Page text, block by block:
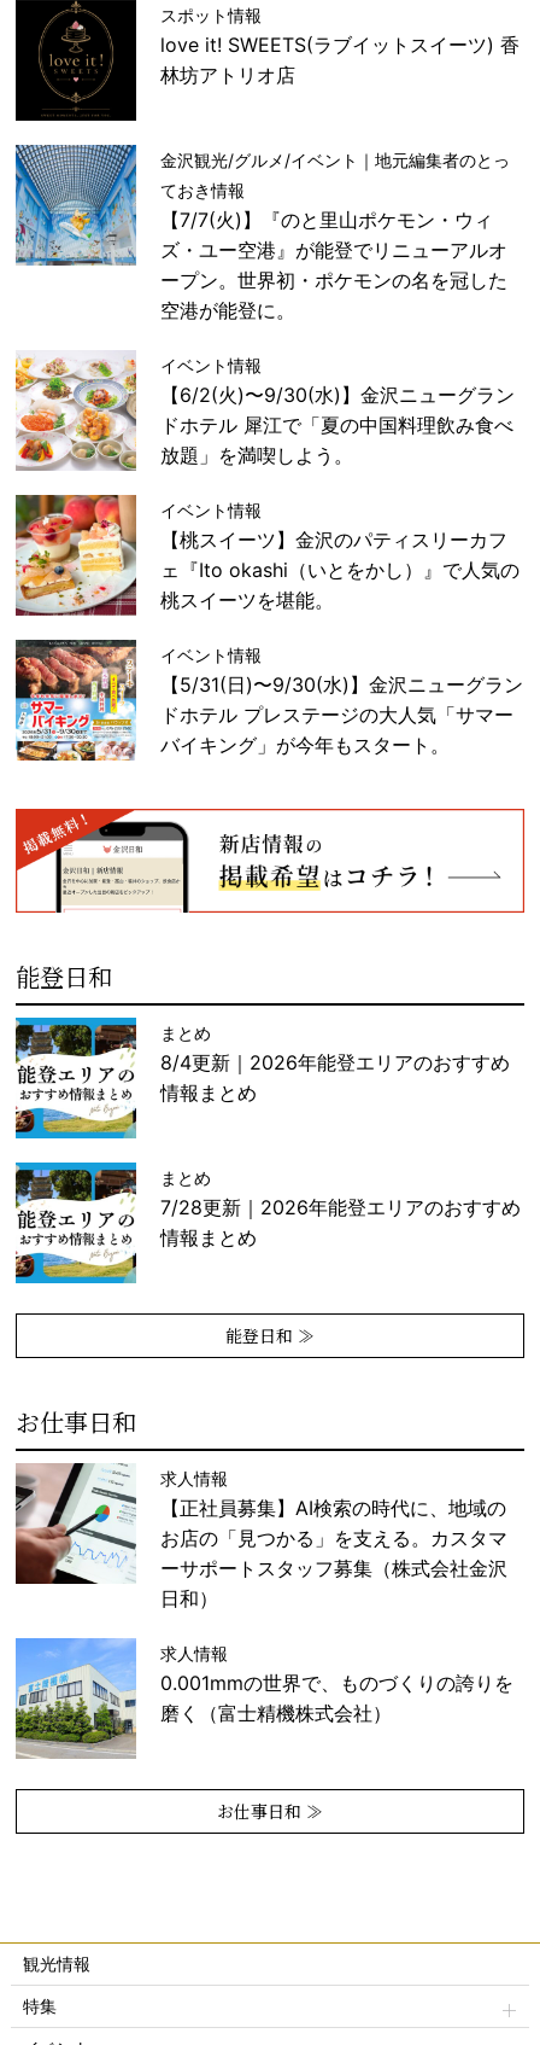
スポット情報
love it! SWEETS(ラブイットスイーツ) 香
林坊アトリオ店
金沢観光/グルメ/イベント｜地元編集者のとっ
ておき情報
【7/7(火)】『のと里山ポケモン・ウィ
ズ・ユー空港』が能登でリニューアルオ
ープン。世界初・ポケモンの名を冠した
空港が能登に。
イベント情報
【6/2(火)〜9/30(水)】金沢ニューグラン
ドホテル 犀江で「夏の中国料理飲み食べ
放題」を満喫しよう。
イベント情報
【桃スイーツ】金沢のパティスリーカフ
ェ『Ito okashi（いとをかし）』で人気の
桃スイーツを堪能。
イベント情報
【5/31(日)〜9/30(水)】金沢ニューグラン
ドホテル プレステージの大人気「サマー
バイキング」が今年もスタート。
能登日和
まとめ
8/4更新｜2026年能登エリアのおすすめ
情報まとめ
まとめ
7/28更新｜2026年能登エリアのおすすめ
情報まとめ
能登日和 ≫
お仕事日和
求人情報
【正社員募集】AI検索の時代に、地域の
お店の「見つかる」を支える。カスタマ
ーサポートスタッフ募集（株式会社金沢
日和）
求人情報
0.001mmの世界で、ものづくりの誇りを
磨く（富士精機株式会社）
お仕事日和 ≫
観光情報
特集